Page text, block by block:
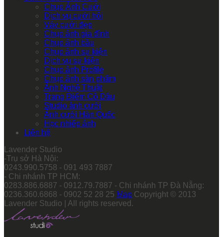
Chụp Ảnh Cưới
Dịch vụ cưới hỏi
Váy cưới đẹp
Chụp ảnh gia đình
Chụp ảnh bầu
Chụp ảnh sự kiện
Dịch vụ sự kiện
Chụp ảnh Profile
Chụp ảnh sản phẩm
Ảnh Nghệ Thuật
Trang Điểm Cô Dâu
Studio ảnh cưới
Ảnh cưới Hàn Quốc
Học nhiếp ảnh
Liên hệ
Lavender Studio
-Trụ sở Hà Nội:
0243.990.5758 - 091 493 7887
- Chi nhánh TP HCM:
0283.886.6887 - 0912.79.7887 - Chi nhánh TP Đà Nẵng:
0236.360.6868 - 0902 52 28 25 Map Copyright © 2013
Lavender Studio | All rights reserved.